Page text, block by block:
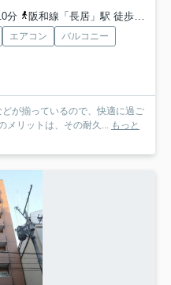
分
阪和線「長居」駅 徒歩10分
エアコン
バルコニー
が揃っているので、快適に過ご
メリットは、その耐久...
もっと